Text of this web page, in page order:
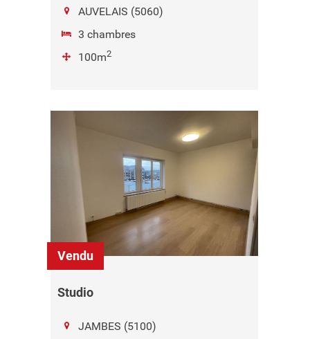
AUVELAIS (5060)
3 chambres
100m2
Vendu
Studio
JAMBES (5100)